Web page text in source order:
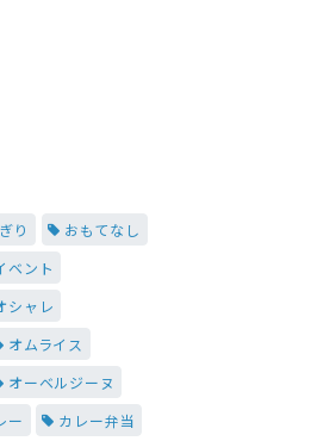
り
おもてなし
ベント
シャレ
オムライス
オーベルジーヌ
ー
カレー弁当